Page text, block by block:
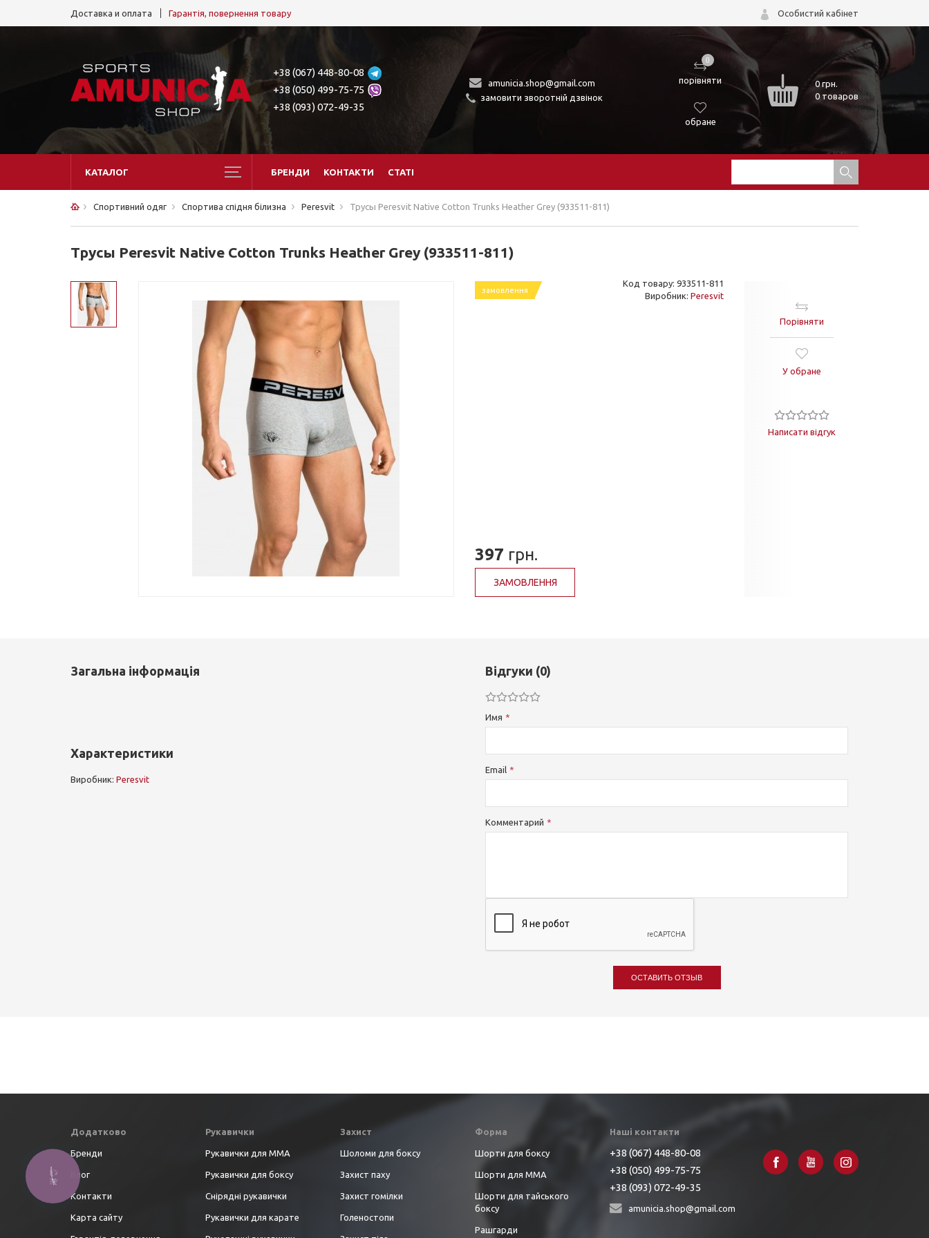
Доставка и оплата Гарантія, повернення товару Особистий кабінет
+38 (067) 448-80-08
+38 (050) 499-75-75
+38 (093) 072-49-35
amunicia.shop@gmail.com
замовити зворотній дзвінок
0
порівняти
обране
0грн.
0 товаров
КАТАЛОГ БРЕНДИ КОНТАКТИ СТАТІ
Спортивний одяг Спортива спідня білизна Peresvit Трусы Peresvit Native Cotton Trunks Heather Grey (933511-811)
Трусы Peresvit Native Cotton Trunks Heather Grey (933511-811)
замовлення
Код товару: 933511-811
Виробник: Peresvit
397 грн.
ЗАМОВЛЕННЯ
Порівняти
У обране
Написати відгук
Загальна інформація
Характеристики
Виробник: Peresvit
Відгуки (0)
Имя
Email
Комментарий
ОСТАВИТЬ ОТЗЫВ
Додатково
Бренди
Блог
Контакти
Карта сайту
Рукавички
Рукавички для ММА
Рукавички для боксу
Снірядні рукавички
Рукавички для карате
Захист
Шоломи для боксу
Захист паху
Захист гомілки
Голеностопи
Форма
Шорти для боксу
Шорти для ММА
Шорти для тайського
боксу
Рашгарди
Наші контакти
+38 (067) 448-80-08
+38 (050) 499-75-75
+38 (093) 072-49-35
amunicia.shop@gmail.com